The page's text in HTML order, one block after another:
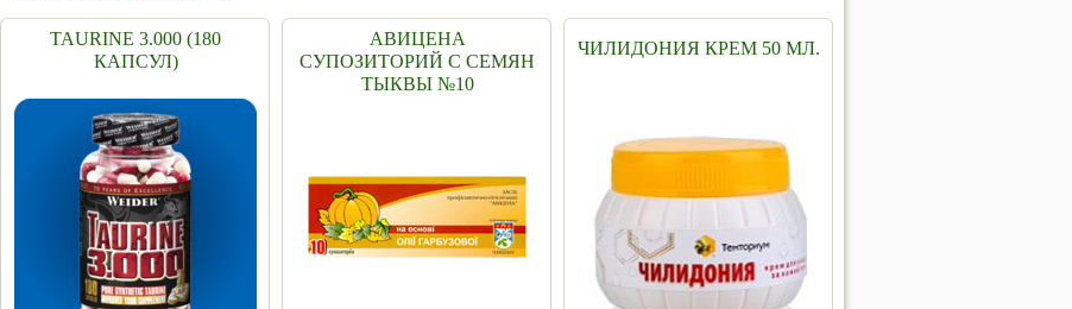
TAURINE 3.000 (180
КАПСУЛ)
АВИЦЕНА
СУПОЗИТОРИЙ С СЕМЯН
ТЫКВЫ №10
ЧИЛИДОНИЯ КРЕМ 50 МЛ.